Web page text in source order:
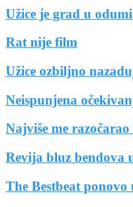
Užice je grad u
Rat nije film
Užice ozbiljno
Neispunjena
Najviše me razočarao
Revija bluz bendova
The Bestbeat ponovo